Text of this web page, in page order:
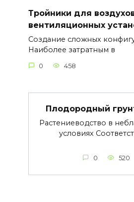
Тройники для
вентиляционных
Создание сложных
Наиболее затратным в
0 458
Плодородный
Растениеводство в
условиях
0 520